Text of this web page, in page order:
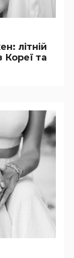
літній
та